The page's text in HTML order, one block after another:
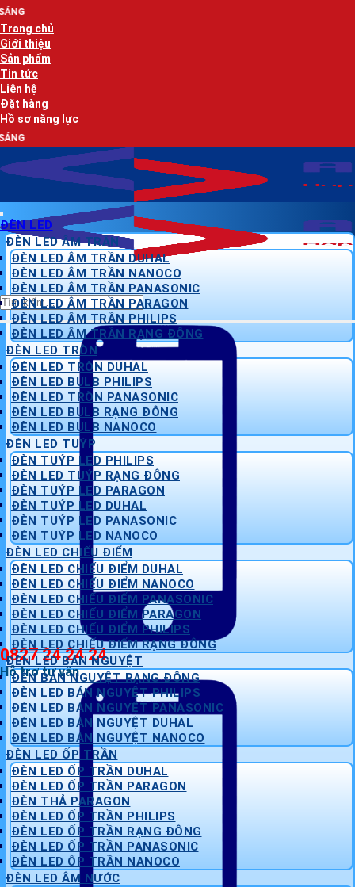
Bỏ
qua
nội
dung
Trang chủ
Giới thiệu
Sản phẩm
Tin tức
Liên hệ
Đặt hàng
Hồ sơ năng lực
Tìm
kiếm:
0827 24 24 24
Hỗ trợ tư vấn
ĐÈN LED
ĐÈN LED ÂM TRẦN
ĐÈN LED ÂM TRẦN DUHAL
ĐÈN LED ÂM TRẦN NANOCO
ĐÈN LED ÂM TRẦN PANASONIC
ĐÈN LED ÂM TRẦN PARAGON
ĐÈN LED ÂM TRẦN PHILIPS
ĐÈN LED ÂM TRẦN RẠNG ĐÔNG
ĐÈN LED TRÒN
ĐÈN LED TRÒN DUHAL
ĐÈN LED BULB PHILIPS
ĐÈN LED TRÒN PANASONIC
ĐÈN LED BULB RẠNG ĐÔNG
ĐÈN LED BULB NANOCO
ĐÈN LED TUÝP
ĐÈN TUÝP LED PHILIPS
ĐÈN LED TUÝP RẠNG ĐÔNG
ĐÈN TUÝP LED PARAGON
ĐÈN TUÝP LED DUHAL
ĐÈN TUÝP LED PANASONIC
ĐÈN TUÝP LED NANOCO
ĐÈN LED CHIẾU ĐIỂM
ĐÈN LED CHIẾU ĐIỂM DUHAL
ĐÈN LED CHIẾU ĐIỂM NANOCO
ĐÈN LED CHIẾU ĐIỂM PANASONIC
ĐÈN LED CHIẾU ĐIỂM PARAGON
ĐÈN LED CHIẾU ĐIỂM PHILIPS
ĐÈN LED CHIẾU ĐIỂM RẠNG ĐÔNG
ĐÈN LED BÁN NGUYỆT
ĐÈN BÁN NGUYỆT RẠNG ĐÔNG
ĐÈN LED BÁN NGUYỆT PHILIPS
ĐÈN LED BÁN NGUYỆT PANASONIC
ĐÈN LED BÁN NGUYỆT DUHAL
ĐÈN LED BÁN NGUYỆT NANOCO
ĐÈN LED ỐP TRẦN
ĐÈN LED ỐP TRẦN DUHAL
ĐÈN LED ỐP TRẦN PARAGON
ĐÈN THẢ PARAGON
ĐÈN LED ỐP TRẦN PHILIPS
ĐÈN LED ỐP TRẦN RẠNG ĐÔNG
ĐÈN LED ỐP TRẦN PANASONIC
ĐÈN LED ỐP TRẦN NANOCO
ĐÈN LED ÂM NƯỚC